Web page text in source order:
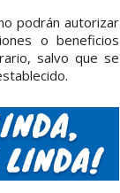
podrán autorizar
o beneficios
salvo que se